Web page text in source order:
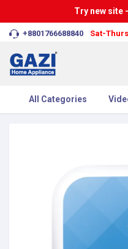
Try new site
+8801766688840 Sat-
All Categories